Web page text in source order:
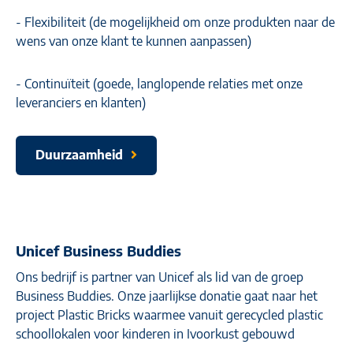
- Flexibiliteit (de mogelijkheid om onze produkten naar de
wens van onze klant te kunnen aanpassen)
- Continuïteit (goede, langlopende relaties met onze
leveranciers en klanten)
Duurzaamheid
Unicef Business Buddies
Ons bedrijf is partner van Unicef als lid van de groep
Business Buddies. Onze jaarlijkse donatie gaat naar het
project Plastic Bricks waarmee vanuit gerecycled plastic
schoollokalen voor kinderen in Ivoorkust gebouwd